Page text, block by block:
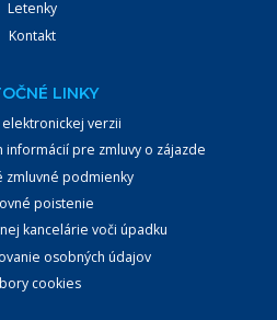
Letenky
Kontakt
LINKY
elektronickej verzii
informácií pre zmluvy o zájazde
zmluvné podmienky
poistenie
kancelárie voči úpadku
osobných údajov
cookies